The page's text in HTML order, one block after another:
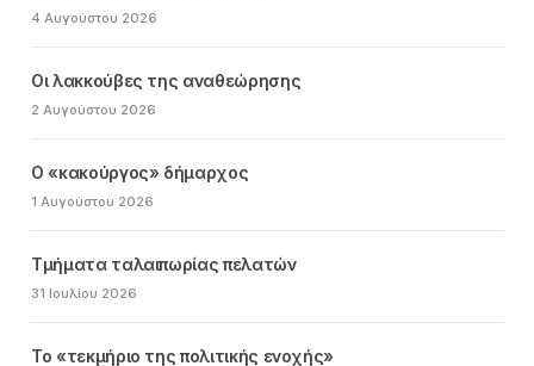
4 Αυγούστου 2026
Οι λακκούβες της αναθεώρησης
2 Αυγούστου 2026
Ο «κακούργος» δήμαρχος
1 Αυγούστου 2026
Τμήματα ταλαιπωρίας πελατών
31 Ιουλίου 2026
Το «τεκμήριο της πολιτικής ενοχής»